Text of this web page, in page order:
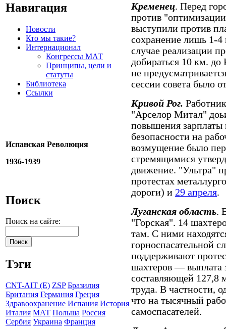
Навигация
Новости
Кто мы такие?
Интернационал
Конгрессы МАТ
Принципы, цели и
статуты
Библиотека
Ссылки
Испанская Революция
1936-1939
Поиск
Поиск на сайте:
Тэги
CNT-AIT (E) ZSP Бразилия
Британия Германия Греция
Здравоохранение Испания История
Италия МАТ Польша Россия
Сербия Украина Франция
Кременец. Перед
против
выступили против
сохранение лишь 1-4
случае реализации
добираться 10 км.
не
сессии совета было
Кривой Рог.
"Арселор Митал"
повышения зарплаты
безопасности на
возмущение было
стремящимися
движение. "Ультра"
протестах
дороги) и 29 апреля.
Луганская область.
"Горская". 14
там. С ними
горноспасательной
поддерживают
шахтеров — выплата
составляющей 127,8
труда. В частности,
что на тысячный
самоспасателей.